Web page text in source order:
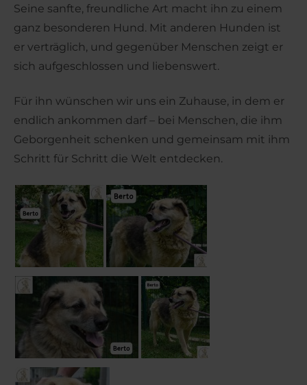
Seine sanfte, freundliche Art macht ihn zu einem
ganz besonderen Hund. Mit anderen Hunden ist
er verträglich, und gegenüber Menschen zeigt er
sich aufgeschlossen und liebenswert.
Für ihn wünschen wir uns ein Zuhause, in dem er
endlich ankommen darf – bei Menschen, die ihm
Geborgenheit schenken und gemeinsam mit ihm
Schritt für Schritt die Welt entdecken.